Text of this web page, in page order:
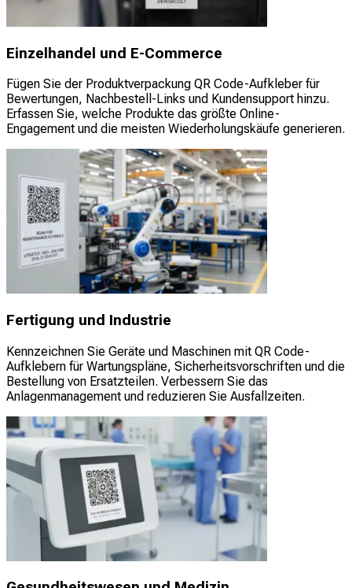
Einzelhandel und E-Commerce
Fügen Sie der Produktverpackung QR Code-Aufkleber für
Bewertungen, Nachbestell-Links und Kundensupport hinzu.
Erfassen Sie, welche Produkte das größte Online-
Engagement und die meisten Wiederholungskäufe generieren.
Fertigung und Industrie
Kennzeichnen Sie Geräte und Maschinen mit QR Code-
Aufklebern für Wartungspläne, Sicherheitsvorschriften und die
Bestellung von Ersatzteilen. Verbessern Sie das
Anlagenmanagement und reduzieren Sie Ausfallzeiten.